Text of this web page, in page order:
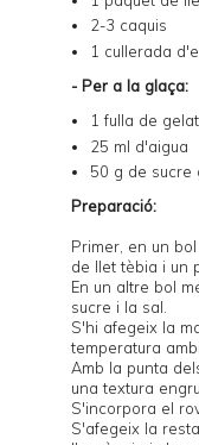
2-3 caquis
1 cullerada
- Per a la glaça:
1 fulla de
25 ml d'aigua
50 g de sucre
Preparació:
Primer, en un
de llet tèbia i un
En un altre bol
sucre i la sal.
S'hi afegeix la
temperatura
Amb la punta
una textura
S'incorpora el
S'afegeix la